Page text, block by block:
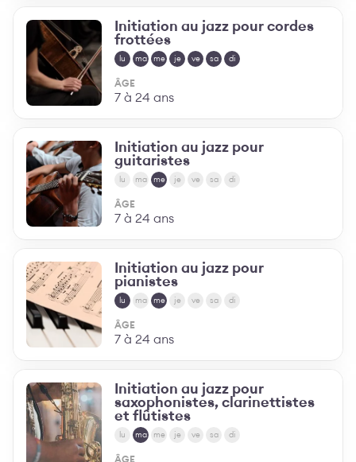
Initiation au jazz pour cordes
frottées
lu ma me je ve sa di
ÂGE
7 à 24 ans
Initiation au jazz pour
guitaristes
lu ma me je ve sa di
ÂGE
7 à 24 ans
Initiation au jazz pour
pianistes
lu ma me je ve sa di
ÂGE
7 à 24 ans
Initiation au jazz pour
saxophonistes, clarinettistes
et flûtistes
lu ma me je ve sa di
ÂGE